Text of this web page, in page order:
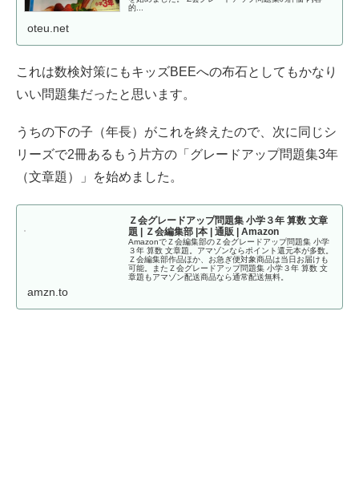
的...
oteu.net
これは数検対策にもキッズBEEへの布石としてもかなり
いい問題集だったと思います。
うちの下の子（年長）がこれを終えたので、次に同じシ
リーズで2冊あるもう片方の「グレードアップ問題集3年
（文章題）」を始めました。
Ｚ会グレードアップ問題集 小学３年 算数 文章
題 | Ｚ会編集部 |本 | 通販 | Amazon
AmazonでＺ会編集部のＺ会グレードアップ問題集 小学
３年 算数 文章題。アマゾンならポイント還元本が多数。
Ｚ会編集部作品ほか、お急ぎ便対象商品は当日お届けも
可能。またＺ会グレードアップ問題集 小学３年 算数 文
章題もアマゾン配送商品なら通常配送無料。
amzn.to